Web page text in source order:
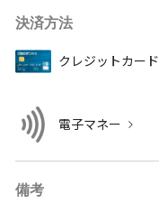
決済方法
クレジットカード
電子マネー
備考